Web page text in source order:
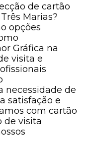
de cartão
Marias?
opções
Gráfica na
visita e
necessidade de
satisfação e
com cartão
de visita